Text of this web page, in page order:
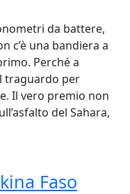
da battere,
c’è una bandiera a
Perché a
traguardo per
Il vero premio non
del Sahara,
Faso